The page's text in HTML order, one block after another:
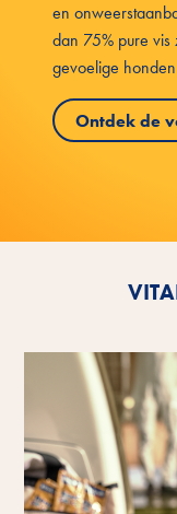
en
dan 75% pure
gevoelige
Ontdek de